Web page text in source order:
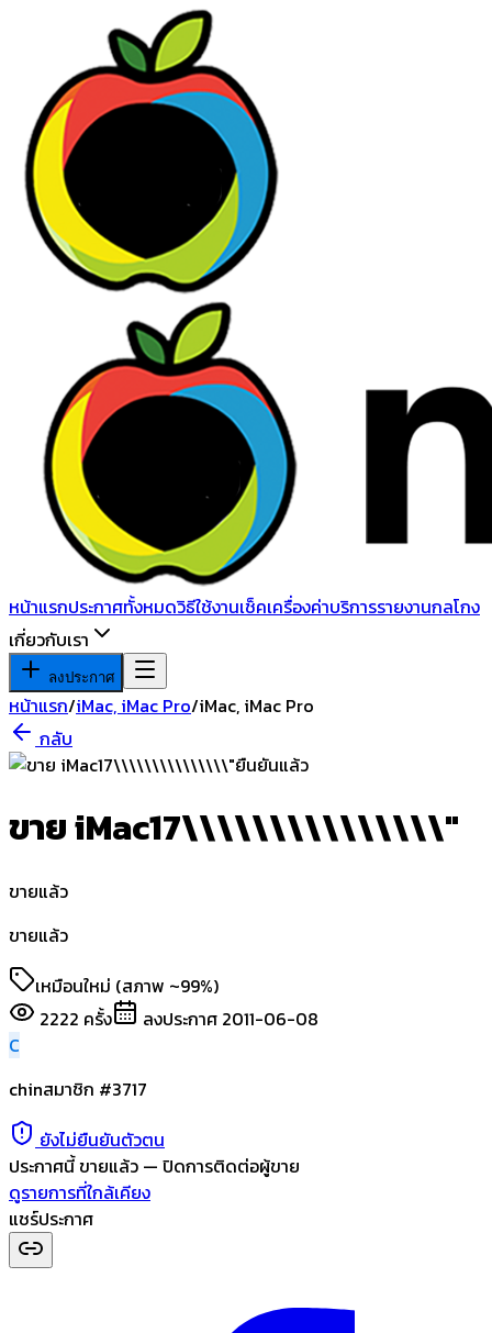
หน้าแรกประกาศทั้งหมดวิธีใช้งานเช็คเครื่องค่าบริการรายงานกลโกง
เกี่ยวกับเรา
ลงประกาศ
หน้าแรก/iMac, iMac Pro/iMac, iMac Pro
กลับ
ยืนยันแล้ว
ขาย iMac17\\\\\\\\\\\\\\\"
ขายแล้ว
ขายแล้ว
เหมือนใหม่ (สภาพ ~99%)
2222 ครั้ง ลงประกาศ 2011-06-08
C
chinสมาชิก #3717
ยังไม่ยืนยันตัวตน
ประกาศนี้ขายแล้ว — ปิดการติดต่อผู้ขาย
ดูรายการที่ใกล้เคียง
แชร์ประกาศ